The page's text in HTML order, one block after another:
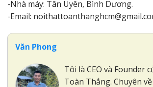
-Nhà máy: Tân Uyên, Bình Dương.
-Email:
Văn Phong
Tôi là CEO và Founder
Toàn Thắng. Chuyên